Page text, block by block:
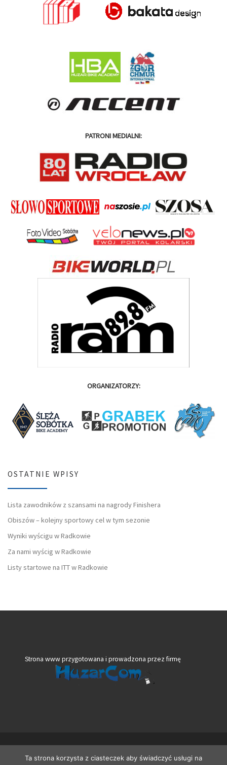
PATRONI MEDIALNI:
ORGANIZATORZY:
OSTATNIE WPISY
Lista zawodników z szansami na nagrody Finishera
Obiszów – kolejny sportowy cel w tym sezonie
Wyniki wyścigu w Radkowie
Za nami wyścig w Radkowie
Listy startowe na ITT w Radkowie
Strona www przygotowana i prowadzona przez firmę
Ta strona korzysta z ciasteczek aby świadczyć usługi na